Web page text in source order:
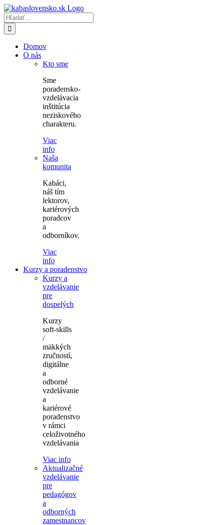
Skip
to
content
Hľadať:
Domov
O nás
Kto sme
Sme
poradensko-
vzdelávacia
inštitúcia
neziskového
charakteru.
Viac
info
Naša
komunita
Kabáci,
náš tím
lektorov,
kariérových
poradcov
a
odborníkov.
Viac
info
Kurzy a poradenstvo
Kurzy a
vzdelávanie
pre
dospelých
Kurzy
soft-skills
/
mäkkých
zručností,
digitálne
a
odborné
vzdelávanie
a
kariérové
poradenstvo
v rámci
celoživotného
vzdelávania
Viac info
Aktualizačné
vzdelávanie
pre
pedagógov
a
odborných
zamestnancov